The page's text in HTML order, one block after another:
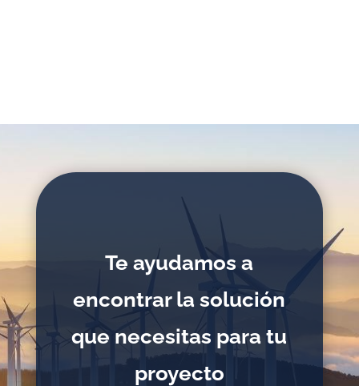
Te ayudamos a
encontrar la solución
que necesitas para tu
proyecto